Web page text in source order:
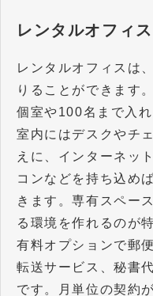
レンタルオフィス
レンタルオフィスは
りることができます
個室や100名まで入
室内にはデスクやチ
えに、インターネッ
コンなどを持ち込め
きます。専有スペー
る環境を作れるのが
有料オプションで郵
転送サービス、秘書
です。月単位の契約